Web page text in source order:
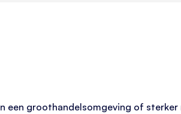
een groothandelsomgeving of